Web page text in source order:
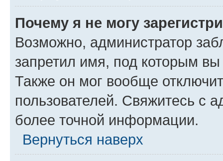
Почему я не могу
Возможно, администратор
запретил имя, под которым вы
Также он мог вообще
пользователей. Свяжитесь с
более точной информации.
Вернуться наверх